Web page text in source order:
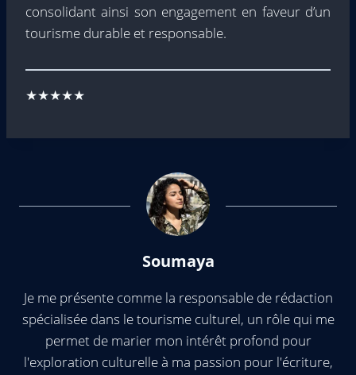
consolidant ainsi son engagement en faveur d’un
tourisme durable et responsable.
★★★★★
Soumaya
Je me présente comme la responsable de rédaction
spécialisée dans le tourisme culturel, un rôle qui me
permet de marier mon intérêt profond pour
l'exploration culturelle à ma passion pour l'écriture,